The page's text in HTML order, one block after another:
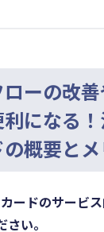
ーの改
になる
概要と
ードのサービ
い。